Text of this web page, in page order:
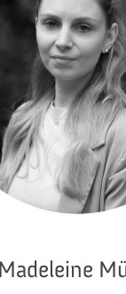
Madeleine